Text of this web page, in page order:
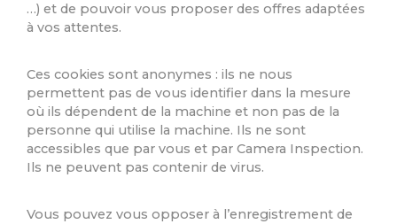
…) et de pouvoir vous proposer des offres adaptées
à vos attentes.
Ces cookies sont anonymes : ils ne nous
permettent pas de vous identifier dans la mesure
où ils dépendent de la machine et non pas de la
personne qui utilise la machine. Ils ne sont
accessibles que par vous et par Camera Inspection.
Ils ne peuvent pas contenir de virus.
Vous pouvez vous opposer à l’enregistrement de